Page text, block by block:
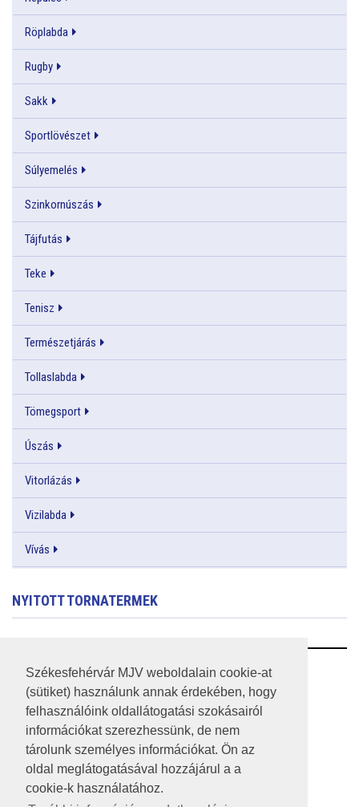
Székesfehérvár MJV weboldalain cookie-at
(sütiket) használunk annak érdekében, hogy
felhasználóink oldallátogatási szokásairól
információkat szerezhessünk, de nem
tárolunk személyes információkat. Ön az
oldal meglátogatásával hozzájárul a a
cookie-k használatához.
Röplabda
Rugby
Sakk
Sportlövészet
Súlyemelés
Szinkornúszás
Tájfutás
Teke
Tenisz
Természetjárás
Tollaslabda
Tömegsport
Úszás
Vitorlázás
Vizilabda
Vívás
NYITOTT TORNATERMEK
RSS
A HONLAP 2017.03.31-I ÁLLAPOTA
JOGI NYILATKOZAT
IMPRESSZUM